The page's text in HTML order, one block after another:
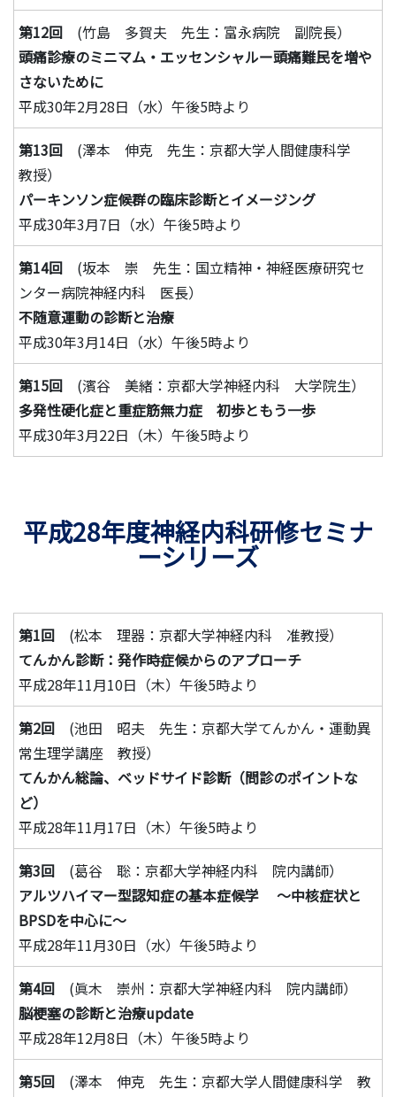
第12回
(竹島 多賀夫 先生：富永病院 副院長）
頭痛診療のミニマム・エッセンシャルー頭痛難民を増や
さないために
平成30年2月28日（水）午後5時より
第13回
(澤本 伸克 先生：京都大学人間健康科学
教授）
パーキンソン症候群の臨床診断とイメージング
平成30年3月7日（水）午後5時より
第14回
(坂本 崇 先生：国立精神・神経医療研究セ
ンター病院神経内科 医長）
不随意運動の診断と治療
平成30年3月14日（水）午後5時より
第15回 (濱谷 美緒：京都大学神経内科 大学院生）
多発性硬化症と重症筋無力症 初歩ともう一歩
平成30年3月22日（木）午後5時より
平成28年度神経内科研修セミナ
ーシリーズ
第1回 (松本 理器：京都大学神経内科 准教授）
てんかん診断：発作時症候からのアプローチ
平成28年11月10日（木）午後5時より
第2回 (池田 昭夫 先生：京都大学てんかん・運動異
常生理学講座 教授）
てんかん総論、ベッドサイド診断（問診のポイントな
ど）
平成28年11月17日（木）午後5時より
第3回 (葛谷 聡：京都大学神経内科 院内講師）
アルツハイマー型認知症の基本症候学 ～中核症状と
BPSDを中心に～
平成28年11月30日（水）午後5時より
第4回 (眞木 崇州：京都大学神経内科 院内講師）
脳梗塞の診断と治療update
平成28年12月8日（木）午後5時より
第5回 (澤本 伸克 先生：京都大学人間健康科学 教